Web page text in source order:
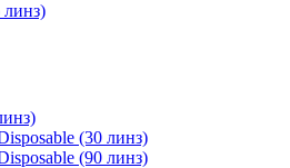
линз)
(30 линз)
(90 линз)